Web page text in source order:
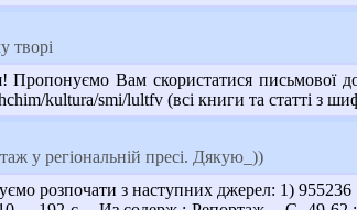
творі
Пропонуємо Вам скористатися письмової
kultura/smi/lultfv (всі книги та статті з
у регіональній пресі. Дякую_))
розпочати з наступних джерел: 1)